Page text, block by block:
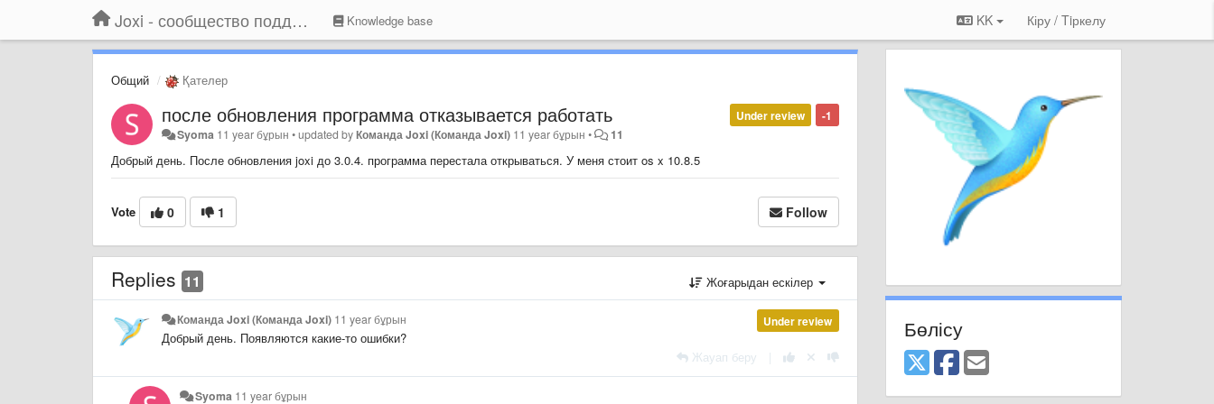
Joxi - сообщество поддержки Knowledge base KK Кіру / Tiркелу
Общий Қателер
-1
Under review
после обновления программа отказывается работать
Syoma 11 year бұрын •updated byКоманда Joxi (Команда Joxi) 11 year бұрын • 11
Добрый день. После обновления joxi до 3.0.4. программа перестала открываться. У меня стоит os x 10.8.5
Vote 0 1 Follow
Replies 11 Жоғарыдан ескілер
Under review
Команда Joxi (Команда Joxi) 11 year бұрын
Добрый день. Появляются какие-то ошибки?
Жауап беру
Syoma 11 year бұрын
Бөлісу